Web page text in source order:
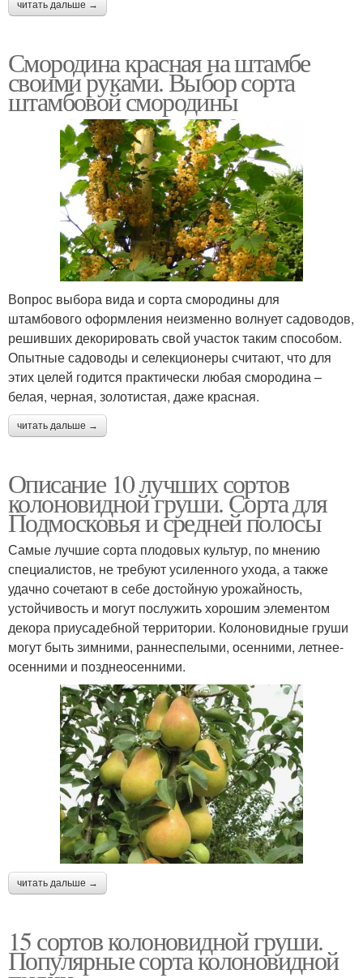
читать дальше →
Смородина красная на штамбе
своими руками. Выбор сорта
штамбовой смородины
Вопрос выбора вида и сорта смородины для
штамбового оформления неизменно волнует садоводов,
решивших декорировать свой участок таким способом.
Опытные садоводы и селекционеры считают, что для
этих целей годится практически любая смородина –
белая, черная, золотистая, даже красная.
читать дальше →
Описание 10 лучших сортов
колоновидной груши. Сорта для
Подмосковья и средней полосы
Самые лучшие сорта плодовых культур, по мнению
специалистов, не требуют усиленного ухода, а также
удачно сочетают в себе достойную урожайность,
устойчивость и могут послужить хорошим элементом
декора приусадебной территории. Колоновидные груши
могут быть зимними, раннеспелыми, осенними, летнее-
осенними и позднеосенними.
читать дальше →
15 сортов колоновидной груши.
Популярные сорта колоновидной